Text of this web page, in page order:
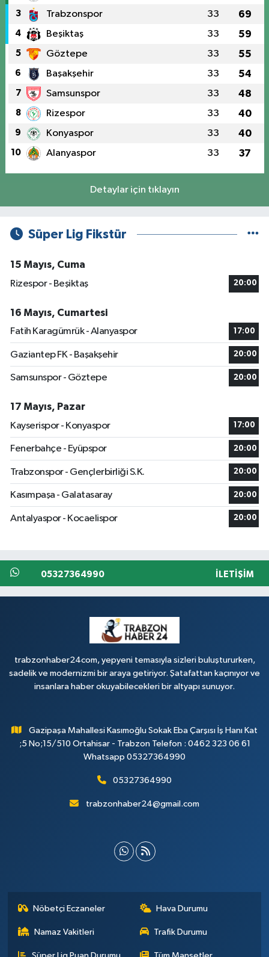
3 Trabzonspor 33 69
4 Beşiktaş 33 59
5 Göztepe 33 55
6 Başakşehir 33 54
7 Samsunspor 33 48
8 Rizespor 33 40
9 Konyaspor 33 40
10 Alanyaspor 33 37
Detaylar için tıklayın
Süper Lig Fikstür
15 Mayıs, Cuma
Rizespor - Beşiktaş
20:00
16 Mayıs, Cumartesi
Fatih Karagümrük - Alanyaspor
17:00
Gaziantep FK - Başakşehir 20:00
Samsunspor - Göztepe 20:00
17 Mayıs, Pazar
Kayserispor - Konyaspor
17:00
Fenerbahçe - Eyüpspor 20:00
Trabzonspor - Gençlerbirliği S.K. 20:00
Kasımpaşa - Galatasaray 20:00
Antalyaspor - Kocaelispor 20:00
05327364990 İLETIŞIM
trabzonhaber24com, yepyeni temasıyla sizleri buluştururken,
sadelik ve modernizmi bir araya getiriyor. Şatafattan kaçınıyor ve
insanlara haber okuyabilecekleri bir altyapı sunuyor.
Gazipaşa Mahallesi Kasımoğlu Sokak Eba Çarşısı İş Hanı Kat
;5 No;15/510 Ortahisar - Trabzon Telefon : 0462 323 06 61
Whatsapp 05327364990
05327364990
trabzonhaber24@gmail.com
Nöbetçi Eczaneler Hava Durumu
Namaz Vakitleri Trafik Durumu